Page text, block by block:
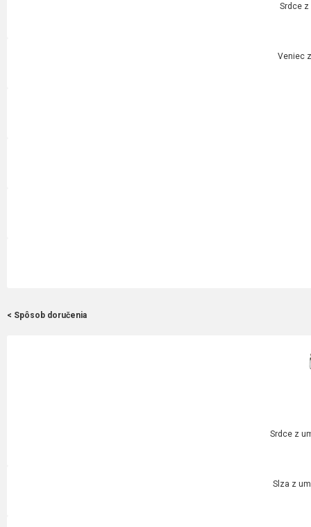
Srdce z
Veniec
< Spôsob doručenia
Srdce z
Slza z